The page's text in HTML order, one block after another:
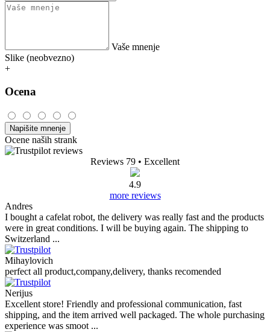
Vaše mnenje
Slike (neobvezno)
+
Ocena
Napišite mnenje
Ocene naših strank
Reviews 79 • Excellent
4.9
more reviews
Andres
I bought a cafelat robot, the delivery was really fast and the products
were in great conditions. I will be buying again. The shipping to
Switzerland ...
Mihaylovich
perfect all product,company,delivery, thanks recomended
Nerijus
Excellent store! Friendly and professional communication, fast
shipping, and the item arrived well packaged. The whole purchasing
experience was smoot ...